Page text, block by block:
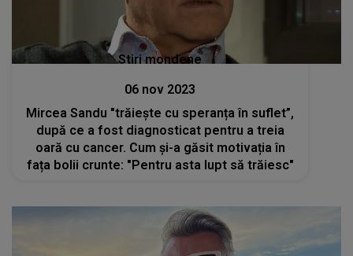
Stiri mondene
06 nov 2023
Mircea Sandu "trăiește cu speranța în suflet”,
după ce a fost diagnosticat pentru a treia
oară cu cancer. Cum și-a găsit motivația în
fața bolii crunte: "Pentru asta lupt să trăiesc"